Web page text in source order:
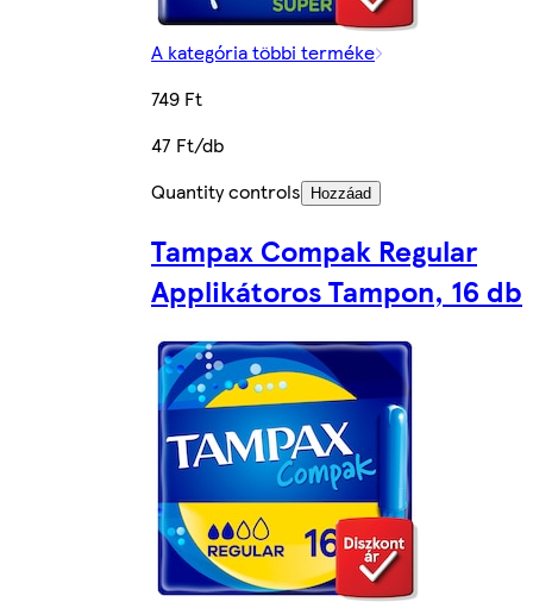
A kategória többi terméke
749 Ft
47 Ft/db
Quantity controls
Hozzáad
Tampax Compak Regular
Applikátoros Tampon, 16 db